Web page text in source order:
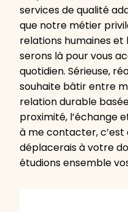
services de qualité
que notre métier
relations humaines et
serons là pour vous
quotidien. Sérieuse,
souhaite bâtir entre
relation durable
proximité, l’échange
à me contacter, c’est
déplacerais à votre
étudions ensemble